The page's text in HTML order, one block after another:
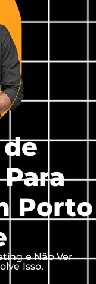
Porto
e Não Ver
Isso.